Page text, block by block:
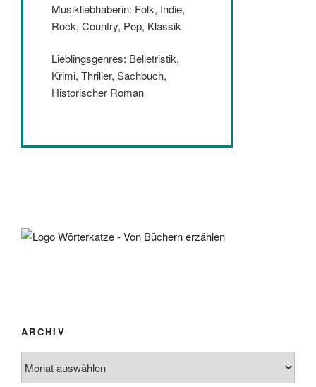
Musikliebhaberin: Folk, Indie,
Rock, Country, Pop, Klassik
Lieblingsgenres: Belletristik,
Krimi, Thriller, Sachbuch,
Historischer Roman
ARCHIV